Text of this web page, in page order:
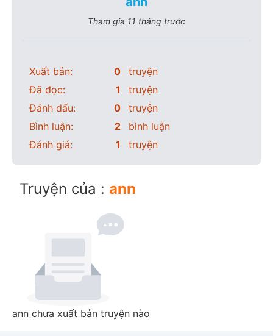
Tham gia 11 tháng trước
Xuất bản: 0
truyện
Đã đọc:
1
truyện
Đánh dấu:
0
truyện
Bình luận:
2
bình luận
Đánh giá:
1 truyện
Truyện của : ann
ann chưa xuất bản truyện nào